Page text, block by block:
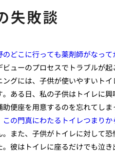
失敗談
のどこに行っても薬剤師がなって
ューのプロセスでトラブルが
グには、子供が使いやすいト
ある日、私の子供はトイレに
便座を用意するのを忘れてし
この門真にわたるトイレつまりか
また、子供がトイレに対して
彼はトイレに座るだけでも泣